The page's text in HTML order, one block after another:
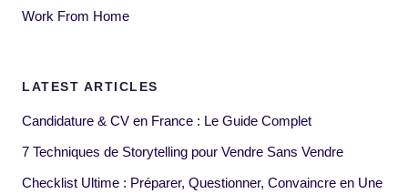
Work From Home
LATEST ARTICLES
Candidature & CV en France : Le Guide Complet
7 Techniques de Storytelling pour Vendre Sans Vendre
Checklist Ultime : Préparer, Questionner, Convaincre en Une